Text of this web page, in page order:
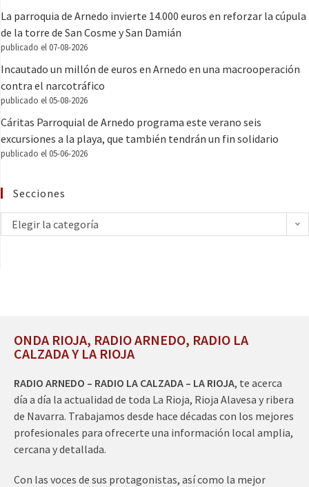
La parroquia de Arnedo invierte 14.000 euros en reforzar la cúpula
de la torre de San Cosme y San Damián
publicado el 07-08-2026
Incautado un millón de euros en Arnedo en una macrooperación
contra el narcotráfico
publicado el 05-08-2026
Cáritas Parroquial de Arnedo programa este verano seis
excursiones a la playa, que también tendrán un fin solidario
publicado el 05-06-2026
Secciones
Elegir la categoría
ONDA RIOJA, RADIO ARNEDO, RADIO LA
CALZADA Y LA RIOJA
RADIO ARNEDO – RADIO LA CALZADA – LA RIOJA, te acerca
día a día la actualidad de toda La Rioja, Rioja Alavesa y ribera
de Navarra. Trabajamos desde hace décadas con los mejores
profesionales para ofrecerte una información local amplia,
cercana y detallada.
Con las voces de sus protagonistas, así como la mejor